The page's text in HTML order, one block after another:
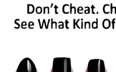
200 ezer forint a
nyugdíjasoknak